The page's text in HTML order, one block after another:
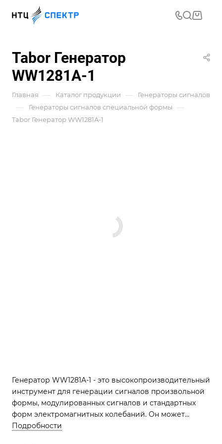
Tabor Генератор
WW1281A-1
Главная — Каталог продукции — Генераторы сигналов
— Генераторы сигналов специальной формы —
Tabor Генератор WW1281A-1
Генератор WW1281A-1 - это высокопроизводительный
инструмент для генерации сигналов произвольной
формы, модулированных сигналов и стандартных
форм электромагнитных колебаний. Он может
работать в диапазоне частот от 0,1 мГц до 400 МГц и
Подробности